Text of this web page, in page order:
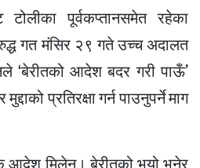
टोलीका पूर्वकप्तानसमेत रहेका
गत मंसिर २९ गते उच्च अदालत
‘बेरीतको आदेश बदर गरी पाऊँ’
प्रतिरक्षा गर्न पाउनुपर्ने माग